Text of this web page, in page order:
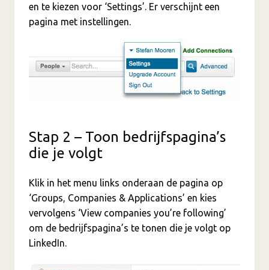
en te kiezen voor ‘Settings’. Er verschijnt een
pagina met instellingen.
Stap 2 – Toon bedrijfspagina’s
die je volgt
Klik in het menu links onderaan de pagina op
‘Groups, Companies & Applications’ en kies
vervolgens ‘View companies you’re following’
om de bedrijfspagina’s te tonen die je volgt op
LinkedIn.